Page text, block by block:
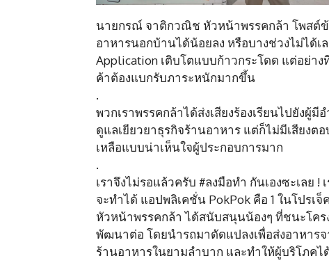
นายกรณ์ จาติกวณิช หัวหน้าพรรคกล้า โพสต์
อาหารนอกบ้านได้น้อยลง หรือบางช่วงไม่ได้
Application เติบโตแบบก้าวกระโดด แต่อย่าง
ค้าต้องแบกรับภาระหนักมากขึ้น
.
พวกเราพรรคกล้าได้ส่งเสียงร้องเรียนไปยังผู้
ดูแลเยียวยาธุรกิจร้านอาหาร แต่ก็ไม่มีเสียงต
เหลือแบบน่าเห็นใจผู้ประกอบการมาก
.
เราจึงไม่รอแล้วครับ #ลงมือทำ กันเองซะเลย
จะทำได้ แอปพลิเคชั่น PokPok คือ 1 ในโปรเ
หัวหน้าพรรคกล้า ได้สนับสนุนน้องๆ ที่ชนะโคร
พัฒนาต่อ โดยนำรถมาดัดแปลงเพื่อส่งอาหารจ
ร้านอาหารในยามลำบาก และทำให้ผู้บริโภค